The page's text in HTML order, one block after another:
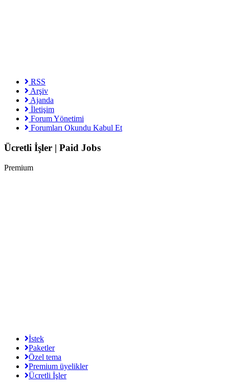
RSS
Arşiv
Ajanda
İletişim
Forum Yönetimi
Forumları Okundu Kabul Et
Ücretli İşler | Paid Jobs
Premium
İstek
Paketler
Özel tema
Premium üyelikler
Ücretli İşler